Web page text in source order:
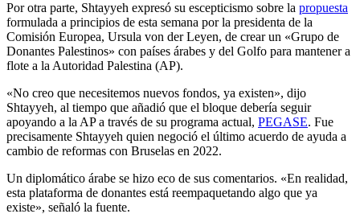
Por otra parte, Shtayyeh expresó su escepticismo sobre la propuesta
formulada a principios de esta semana por la presidenta de la
Comisión Europea, Ursula von der Leyen, de crear un «Grupo de
Donantes Palestinos» con países árabes y del Golfo para mantener a
flote a la Autoridad Palestina (AP).
«No creo que necesitemos nuevos fondos, ya existen», dijo
Shtayyeh, al tiempo que añadió que el bloque debería seguir
apoyando a la AP a través de su programa actual, PEGASE. Fue
precisamente Shtayyeh quien negoció el último acuerdo de ayuda a
cambio de reformas con Bruselas en 2022.
Un diplomático árabe se hizo eco de sus comentarios. «En realidad,
esta plataforma de donantes está reempaquetando algo que ya
existe», señaló la fuente.